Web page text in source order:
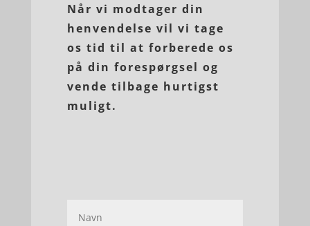
Når vi modtager din
henvendelse vil vi tage
os tid til at forberede os
på din forespørgsel og
vende tilbage hurtigst
muligt.